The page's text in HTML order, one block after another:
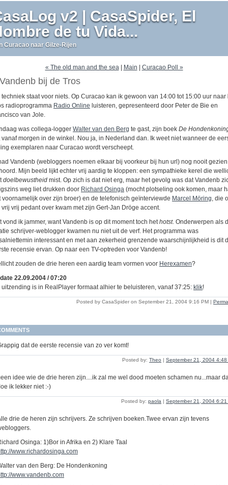
v2 | CasaSpider, El
de tu Vida...
Curacao naar Gilze-Rijen
« The old man and the sea| Main Curacao Poll »
Vandenb bij de Tros
techniek staat voor niets. Op Curacao kan ik gewoon van 14:00 tot 15:00 uur naar
radioprogramma Radio Online luisteren, gepresenteerd door Peter de Bie en
van Jole.
was collega-logger Walter van den Berg te gast, zijn boek De
vanaf morgen in de winkel. Nou ja, in Nederland dan. Ik weet niet wanneer de
exemplaren naar Curacao wordt verscheept.
Vandenb (webloggers noemen elkaar bij voorkeur bij hun url) nog nooit
Mijn beeld lijkt echter vrij aardig te kloppen: een sympathieke kerel die
doelbewustheid mist. Op zich is dat niet erg, maar het gevolg was dat Vandenb
weg liet drukken door Richard Osinga (mocht plotseling ook komen, maar
voornamelijk over zijn broer) en de telefonisch geïnterviewde Marcel Möring, die
vrij vrij pedant over kwam met zijn Gert-Jan Dröge accent.
vond ik jammer, want Vandenb is op dit moment toch hethotst. Onderwerpen als
schrijver-weblogger kwamen nu niet uit de verf. Het programma was
interessant en met aan zekerheid grenzende waarschijnlijkheid is dit
recensie ervan. Op naar een TV-optreden voor Vandenb!
zouden de drie heren een aardig team vormen voor Herexamen?
22.09.2004 / 07:20
uitzending is in RealPlayer formaat alhier te beluisteren, vanaf 37:25: klik!
Posted by CasaSpider on September 21, 2004 9:16 PM |
dat de eerste recensie van zo ver komt!
Posted by: Theo | September 21, 2004 4:48
idee wie de drie heren zijn....ik zal me wel dood moeten schamen nu...maar
ik lekker niet :-)
Posted by: paola | September 21, 2004 6:21
drie de heren zijn schrijvers. Ze schrijven boeken.Twee ervan zijn tevens
Osinga: 1)Bor in Afrika en 2) Klare Taal
www.richardosinga.com
van den Berg: De Hondenkoning
www.vandenb.com